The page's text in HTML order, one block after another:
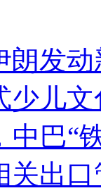
朗发动
少儿文
中巴“
关出口